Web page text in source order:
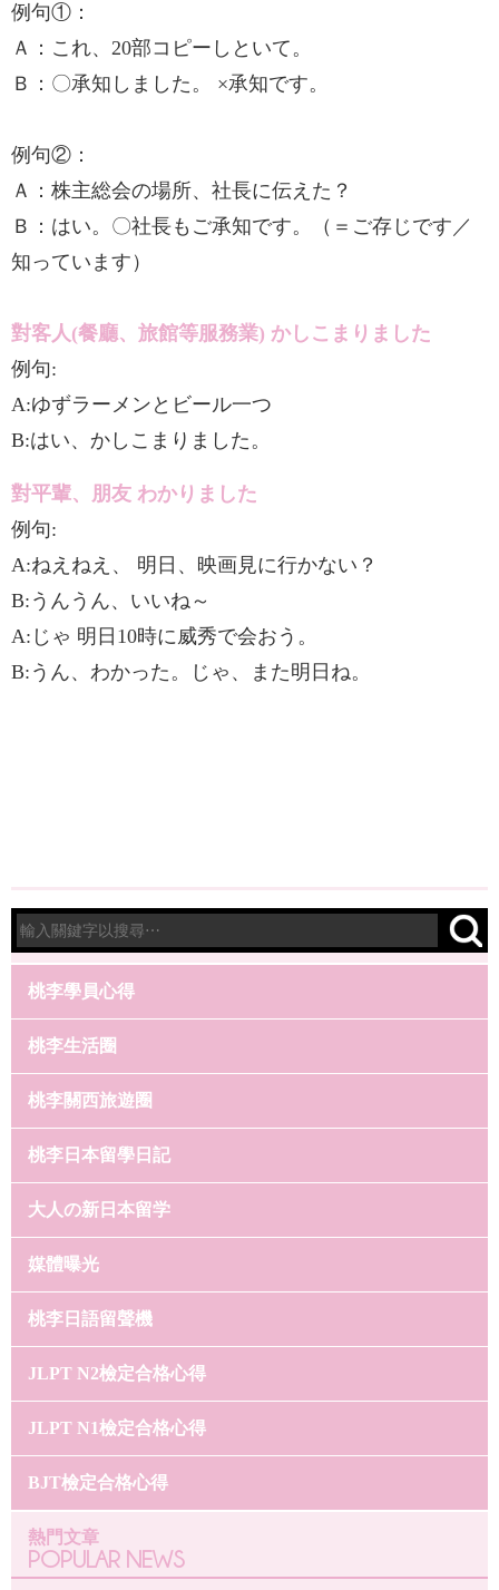
例句①：
Ａ：これ、20部コピーしといて。
Ｂ：〇承知しました。 ×承知です。
例句②：
Ａ：株主総会の場所、社長に伝えた？
Ｂ：はい。〇社長もご承知です。（＝ご存じです／
知っています）
對客人(餐廳、旅館等服務業) かしこまりました
例句:
A:ゆずラーメンとビール一つ
B:はい、かしこまりました。
對平輩、朋友 わかりました
例句:
A:ねえねえ、 明日、映画見に行かない？
B:うんうん、いいね～
A:じゃ 明日10時に威秀で会おう。
B:うん、わかった。じゃ、また明日ね。
桃李學員心得
桃李生活圈
桃李關西旅遊圈
桃李日本留學日記
大人の新日本留学
媒體曝光
桃李日語留聲機
JLPT N2檢定合格心得
JLPT N1檢定合格心得
BJT檢定合格心得
熱門文章
POPULAR NEWS